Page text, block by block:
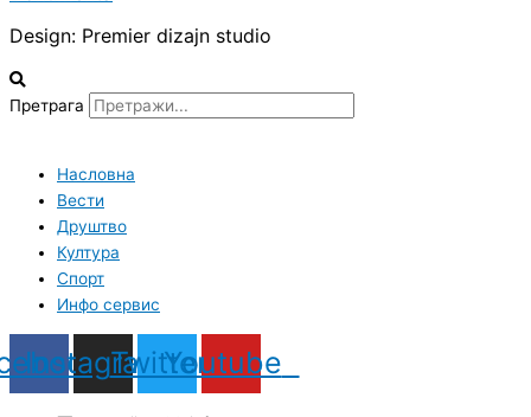
Design: Premier dizajn studio
Претрага
Насловна
Вести
Друштво
Култура
Спорт
Инфо сервис
Instagram
TwitterYoutube